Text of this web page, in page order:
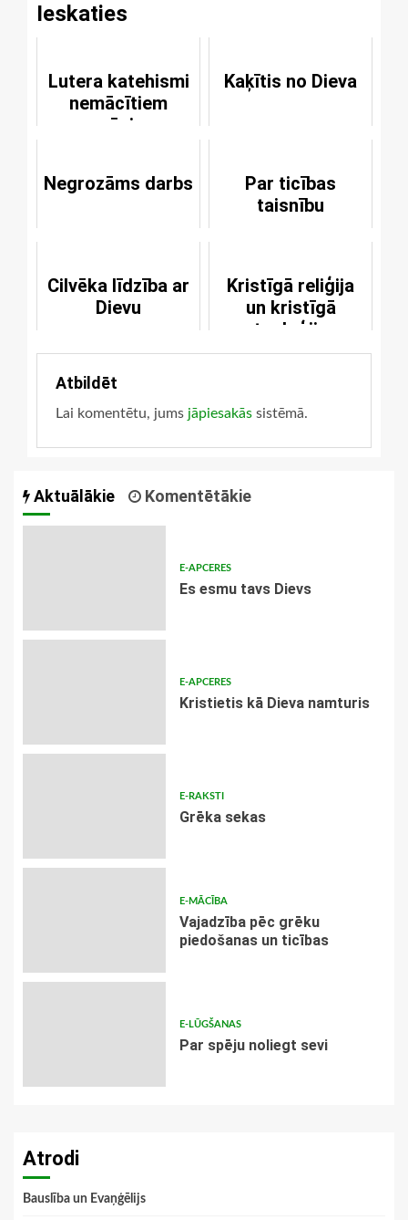
Ieskaties
Lutera katehismi
nemācītiem
pagāniem
Kaķītis no Dieva
Negrozāms darbs
Par ticības
taisnību
Cilvēka līdzība ar
Dievu
Kristīgā reliģija
un kristīgā
teoloģija
Atbildēt
Lai komentētu, jums jāpiesakās sistēmā.
Aktuālākie Komentētākie
E-APCERES
Es esmu tavs Dievs
E-APCERES
Kristietis kā Dieva namturis
E-RAKSTI
Grēka sekas
E-MĀCĪBA
Vajadzība pēc grēku
piedošanas un ticības
E-LŪGŠANAS
Par spēju noliegt sevi
Atrodi
Bauslība un Evaņģēlijs